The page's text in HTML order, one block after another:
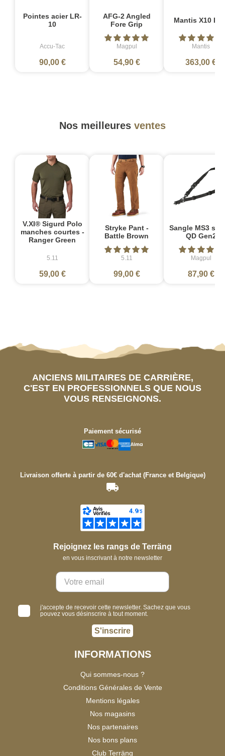
Pointes acier LR-
10
Accu-Tac
90,00 €
AFG-2 Angled
Fore Grip
Magpul
54,90 €
Mantis X10
Mantis
363,00 €
Nos meilleures ventes
V.XI® Sigurd Polo
manches courtes -
Ranger Green
5.11
59,00 €
Stryke Pant -
Battle Brown
5.11
99,00 €
Sangle MS3
QD Gen2
Magpul
87,90 €
ANCIENS MILITAIRES DE CARRIÈRE,
C'EST EN PROFESSIONNELS QUE NOUS
VOUS RENSEIGNONS.
Paiement sécurisé
Livraison offerte à partir de 60€ d'achat (France et Belgique)
Rejoignez les rangs de Terräng
en vous inscrivant à notre newsletter
j'accepte de recevoir cette newsletter. Sachez que vous
pouvez vous désinscrire à tout moment.
S'inscrire
INFORMATIONS
Qui sommes-nous ?
Conditions Générales de Vente
Mentions légales
Nos magasins
Nos partenaires
Nos bons plans
Club Terräng